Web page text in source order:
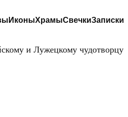
ИконыХрамыСвечкиЗаписки
и Лужецкому чудотворцу